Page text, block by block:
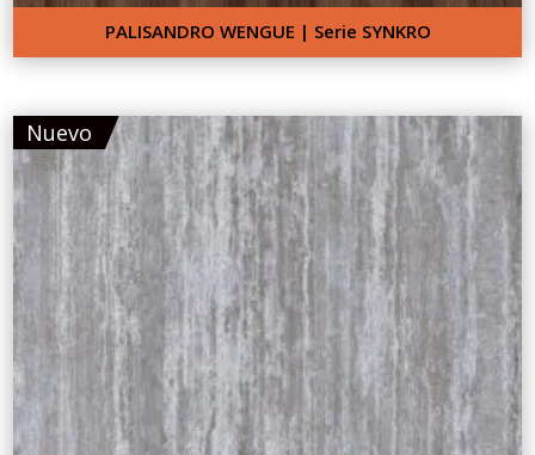
PALISANDRO WENGUE | Serie SYNKRO
Nuevo